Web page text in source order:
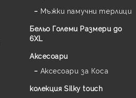
Мъжки памучни терлици
Бельо Големи Размери до
6XL
Аксесоари
Аксесоари за Коса
колекция Silky touch